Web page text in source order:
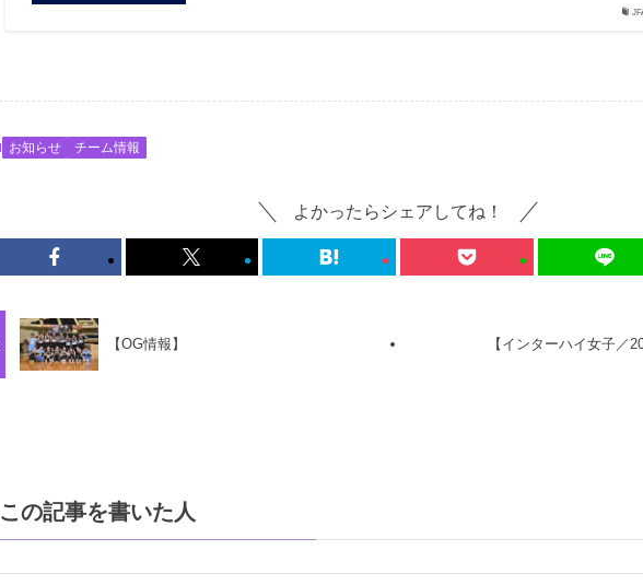
お知らせ チーム情報
よかったらシェアしてね！
【OG情報】 【インターハイ女子／
この記事を書いた人